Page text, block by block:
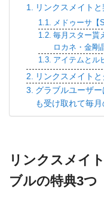
リンクスメイト
メドゥーサ【
毎月スター貰
ロカネ・金剛
アイテムとル
リンクスメイト
グラブルユーザ
も受け取れて毎
リンクスメイ
ブルの特典3つ